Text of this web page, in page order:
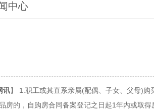
中心
讯】 1.职工或其直系亲属(配偶、子女、父母)
房的，自购房合同备案登记之日起1年内或取得